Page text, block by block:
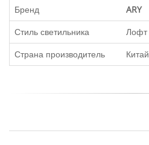
Бренд
ARY
Стиль светильника
Лофт
Страна производитель
Китай